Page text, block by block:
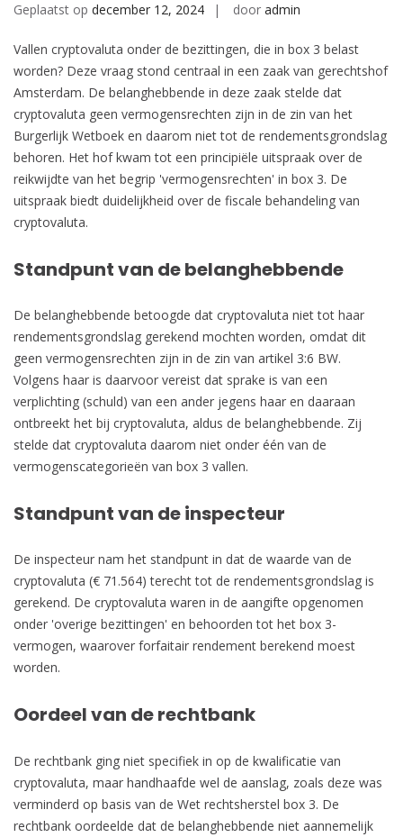
Geplaatst op december 12, 2024 door admin
Vallen cryptovaluta onder de bezittingen, die in box 3 belast
worden? Deze vraag stond centraal in een zaak van gerechtshof
Amsterdam. De belanghebbende in deze zaak stelde dat
cryptovaluta geen vermogensrechten zijn in de zin van het
Burgerlijk Wetboek en daarom niet tot de rendementsgrondslag
behoren. Het hof kwam tot een principiële uitspraak over de
reikwijdte van het begrip 'vermogensrechten' in box 3. De
uitspraak biedt duidelijkheid over de fiscale behandeling van
cryptovaluta.
Standpunt van de belanghebbende
De belanghebbende betoogde dat cryptovaluta niet tot haar
rendementsgrondslag gerekend mochten worden, omdat dit
geen vermogensrechten zijn in de zin van artikel 3:6 BW.
Volgens haar is daarvoor vereist dat sprake is van een
verplichting (schuld) van een ander jegens haar en daaraan
ontbreekt het bij cryptovaluta, aldus de belanghebbende. Zij
stelde dat cryptovaluta daarom niet onder één van de
vermogenscategorieën van box 3 vallen.
Standpunt van de inspecteur
De inspecteur nam het standpunt in dat de waarde van de
cryptovaluta (€ 71.564) terecht tot de rendementsgrondslag is
gerekend. De cryptovaluta waren in de aangifte opgenomen
onder 'overige bezittingen' en behoorden tot het box 3-
vermogen, waarover forfaitair rendement berekend moest
worden.
Oordeel van de rechtbank
De rechtbank ging niet specifiek in op de kwalificatie van
cryptovaluta, maar handhaafde wel de aanslag, zoals deze was
verminderd op basis van de Wet rechtsherstel box 3. De
rechtbank oordeelde dat de belanghebbende niet aannemelijk